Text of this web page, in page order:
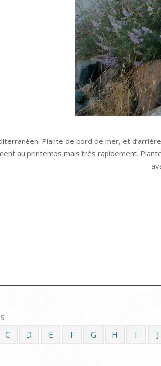
Plante de bord de mer, et
au printemps mais très rapidement.
C D E F G H I J